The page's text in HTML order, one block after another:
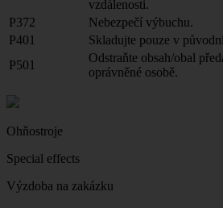
vzdálenosti.
P372
Nebezpečí výbuchu.
P401
Skladujte pouze v
P501
Odstraňte obsah/obal
oprávněné osobě.
Ohňostroje
Special effects
Výzdoba na zakázku